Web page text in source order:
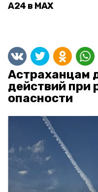
А24 в MAX
Астраханцам
действий при
опасности